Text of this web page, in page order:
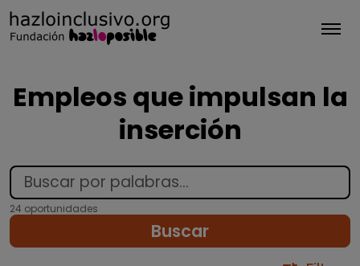
Empleos que impulsan la
inserción
24 oportunidades
Buscar